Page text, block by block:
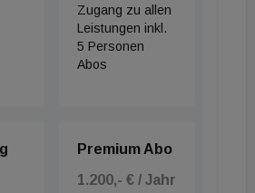
Zugang zu allen
Leistungen inkl.
5 Personen
Abos
Premium Abo
1.200,- € / Jahr